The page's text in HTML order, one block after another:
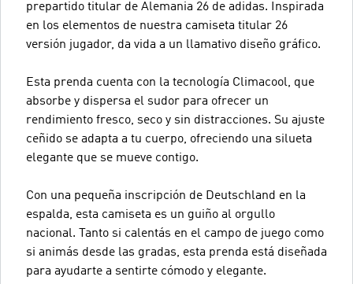
prepartido titular de Alemania 26 de adidas. Inspirada
en los elementos de nuestra camiseta titular 26
versión jugador, da vida a un llamativo diseño gráfico.
Esta prenda cuenta con la tecnología Climacool, que
absorbe y dispersa el sudor para ofrecer un
rendimiento fresco, seco y sin distracciones. Su ajuste
ceñido se adapta a tu cuerpo, ofreciendo una silueta
elegante que se mueve contigo.
Con una pequeña inscripción de Deutschland en la
espalda, esta camiseta es un guiño al orgullo
nacional. Tanto si calentás en el campo de juego como
si animás desde las gradas, esta prenda está diseñada
para ayudarte a sentirte cómodo y elegante.